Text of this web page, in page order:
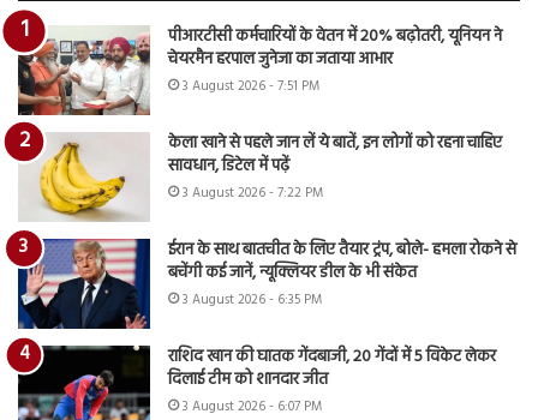
पीआरटीसी कर्मचारियों के वेतन में 20% बढ़ोतरी, यूनियन ने
चेयरमैन हरपाल जुनेजा का जताया आभार
3 August 2026 - 7:51 PM
केला खाने से पहले जान लें ये बातें, इन लोगों को रहना चाहिए
सावधान, डिटेल में पढ़ें
3 August 2026 - 7:22 PM
ईरान के साथ बातचीत के लिए तैयार ट्रंप, बोले- हमला रोकने से
बचेंगी कई जानें, न्यूक्लियर डील के भी संकेत
3 August 2026 - 6:35 PM
राशिद खान की घातक गेंदबाजी, 20 गेंदों में 5 विकेट लेकर
दिलाई टीम को शानदार जीत
3 August 2026 - 6:07 PM